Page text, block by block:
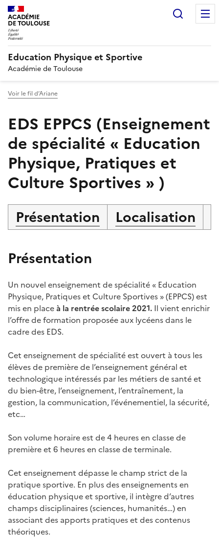
ACADÉMIE
DE TOULOUSE
Education Physique et Sportive
Académie de Toulouse
Voir le fil d’Ariane
EDS EPPCS (Enseignement
de spécialité « Education
Physique, Pratiques et
Culture Sportives » )
Présentation Localisation
Présentation
Un nouvel enseignement de spécialité « Education
Physique, Pratiques et Culture Sportives » (EPPCS) est
mis en placeà la rentrée scolaire 2021. Il vient enrichir
l’offre de formation proposée aux lycéens dans le
cadre des EDS.
Cet enseignement de spécialité est ouvert à tous les
élèves de première de l’enseignement général et
technologique intéressés par les métiers de santé et
du bien-être, l’enseignement, l’entraînement, la
gestion, la communication, l’événementiel, la sécurité,
etc…
Son volume horaire est de 4 heures en classe de
première et 6 heures en classe de terminale.
Cet enseignement dépasse le champ strict de la
pratique sportive. En plus des enseignements en
éducation physique et sportive, il intègre d’autres
champs disciplinaires (sciences, humanités…) en
associant des apports pratiques et des contenus
théoriques.